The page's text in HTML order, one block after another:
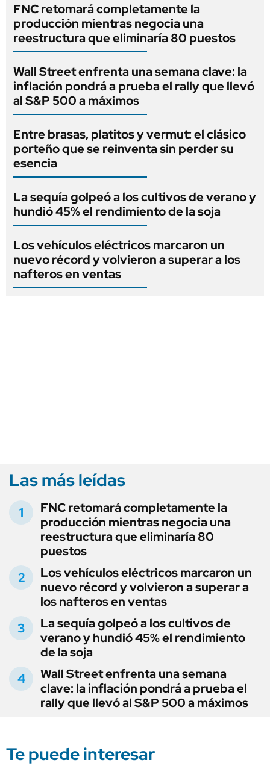
FNC retomará completamente la
producción mientras negocia una
reestructura que eliminaría 80 puestos
Wall Street enfrenta una semana clave: la
inflación pondrá a prueba el rally que llevó
al S&P 500 a máximos
Entre brasas, platitos y vermut: el clásico
porteño que se reinventa sin perder su
esencia
La sequía golpeó a los cultivos de verano y
hundió 45% el rendimiento de la soja
Los vehículos eléctricos marcaron un
nuevo récord y volvieron a superar a los
nafteros en ventas
Las más leídas
FNC retomará completamente la
producción mientras negocia una
reestructura que eliminaría 80
puestos
Los vehículos eléctricos marcaron un
nuevo récord y volvieron a superar a
los nafteros en ventas
La sequía golpeó a los cultivos de
verano y hundió 45% el rendimiento
de la soja
Wall Street enfrenta una semana
clave: la inflación pondrá a prueba el
rally que llevó al S&P 500 a máximos
Te puede interesar